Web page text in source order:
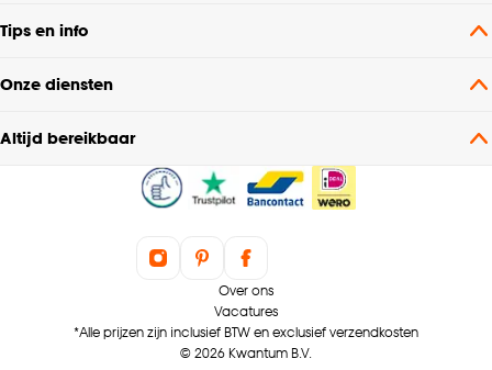
Tips en info
Onze diensten
Altijd bereikbaar
Over ons
Vacatures
*Alle prijzen zijn inclusief BTW en exclusief verzendkosten
© 2026 Kwantum B.V.